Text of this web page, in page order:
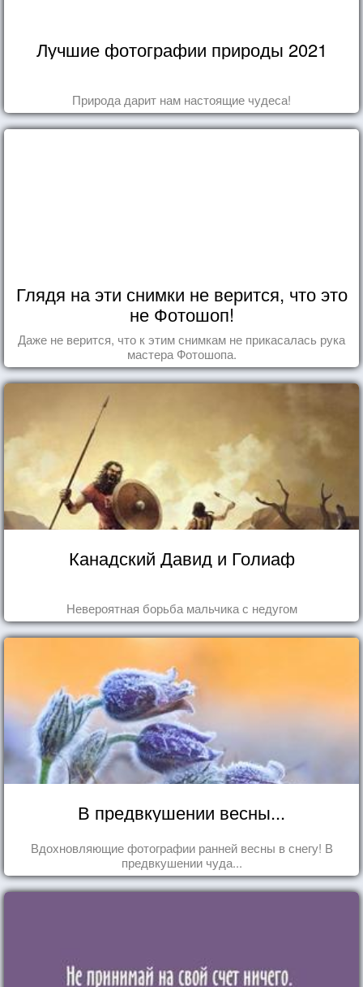
Лучшие фотографии природы 2021
Природа дарит нам настоящие чудеса!
Глядя на эти снимки не верится, что это
не Фотошоп!
Даже не верится, что к этим снимкам не прикасалась рука
мастера Фотошопа.
Канадский Давид и Голиаф
Невероятная борьба мальчика с недугом
В предвкушении весны...
Вдохновляющие фотографии ранней весны в снегу! В
предвкушении чуда...